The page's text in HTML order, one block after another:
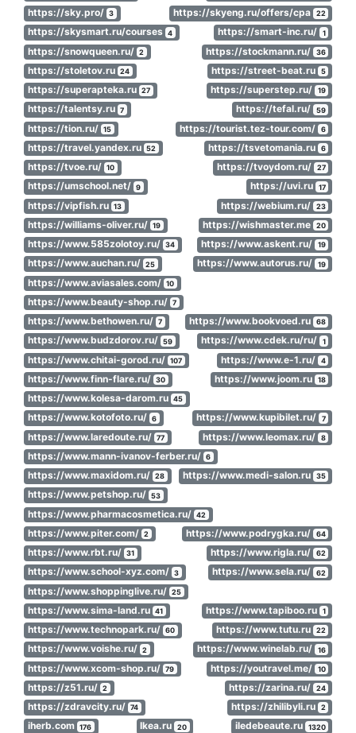
https://sky.pro/ 3 https://skyeng.ru/offers/cpa 22
https://skysmart.ru/courses 4 https://smart-inc.ru/ 1
https://snowqueen.ru/ 2 https://stockmann.ru/ 36
https://stoletov.ru 24 https://street-beat.ru 5
https://superapteka.ru 27 https://superstep.ru/ 19
https://talentsy.ru 7 https://tefal.ru/ 59
https://tion.ru/ 15 https://tourist.tez-tour.com/ 6
https://travel.yandex.ru 52 https://tsvetomania.ru 6
https://tvoe.ru/ 10 https://tvoydom.ru/ 27
https://umschool.net/ 9 https://uvi.ru 17
https://vipfish.ru 13 https://webium.ru/ 23
https://williams-oliver.ru/ 19 https://wishmaster.me 20
https://www.585zolotoy.ru/ 34 https://www.askent.ru/ 19
https://www.auchan.ru/ 25 https://www.autorus.ru/ 19
https://www.aviasales.com/ 10
https://www.beauty-shop.ru/ 7
https://www.bethowen.ru/ 7 https://www.bookvoed.ru 68
https://www.budzdorov.ru/ 59 https://www.cdek.ru/ru/ 1
https://www.chitai-gorod.ru/ 107 https://www.e-1.ru/ 4
https://www.finn-flare.ru/ 30 https://www.joom.ru 18
https://www.kolesa-darom.ru 45
https://www.kotofoto.ru/ 6 https://www.kupibilet.ru/ 7
https://www.laredoute.ru/ 77 https://www.leomax.ru/ 8
https://www.mann-ivanov-ferber.ru/ 6
https://www.maxidom.ru/ 28 https://www.medi-salon.ru 35
https://www.petshop.ru/ 53
https://www.pharmacosmetica.ru/ 42
https://www.piter.com/ 2 https://www.podrygka.ru/ 64
https://www.rbt.ru/ 31 https://www.rigla.ru/ 62
https://www.school-xyz.com/ 3 https://www.sela.ru/ 62
https://www.shoppinglive.ru/ 25
https://www.sima-land.ru 41 https://www.tapiboo.ru 1
https://www.technopark.ru/ 60 https://www.tutu.ru 22
https://www.voishe.ru/ 2 https://www.winelab.ru/ 16
https://www.xcom-shop.ru/ 79 https://youtravel.me/ 10
https://z51.ru/ 2 https://zarina.ru/ 24
https://zdravcity.ru/ 74 https://zhilibyli.ru 2
iherb.com 176 Ikea.ru 20 iledebeaute.ru 1320